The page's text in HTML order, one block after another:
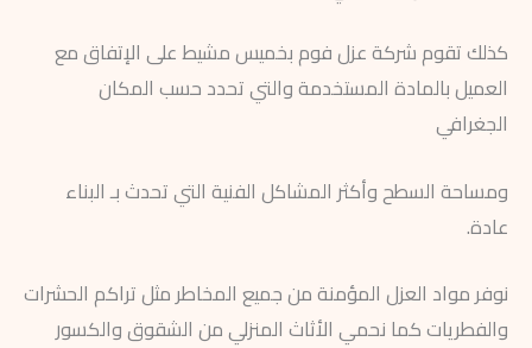
كذلك تقوم شركة عزل فوم بخميس مشيط على الإتفاق مع
العميل بالمادة المستخدمة والتي تحدد حسب المكان
الجغرافي
ومساحة السطح وأكثر المشاكل الفنية التي تحدث بـ البناء
عادة.
نوفر مواد العزل المؤمنة من جميع المخاطر مثل تراكم الحشرات
والفطريات كما نحمي الأثاث المنزلي من الشقوق والكسور